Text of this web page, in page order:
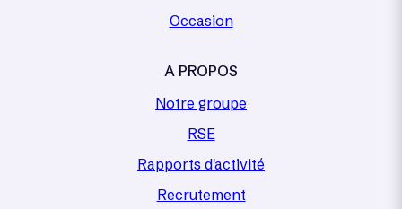
Occasion
A PROPOS
Notre groupe
RSE
Rapports d'activité
Recrutement